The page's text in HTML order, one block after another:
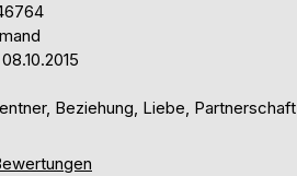
Beziehung, Liebe, Partnerschaft